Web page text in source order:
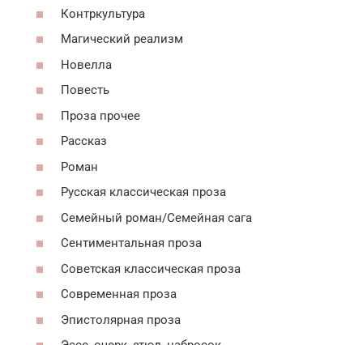
Контркультура
Магический реализм
Новелла
Повесть
Проза прочее
Рассказ
Роман
Русская классическая проза
Семейный роман/Семейная сага
Сентиментальная проза
Советская классическая проза
Современная проза
Эпистолярная проза